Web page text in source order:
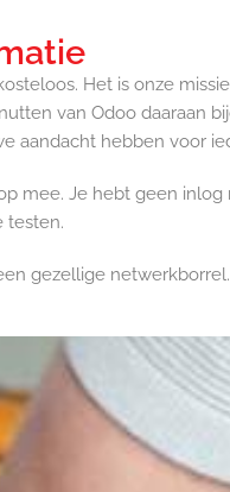
Het is onze
van Odoo daaraan
aandacht hebben voor
mee. Je hebt geen
testen.
gezellige netwerkborrel.